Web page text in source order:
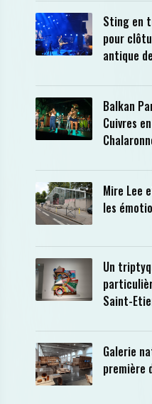
Sting en
pour
antique
Balkan
Cuivres
Mire Lee
les
Un
Saint-
Galerie
première